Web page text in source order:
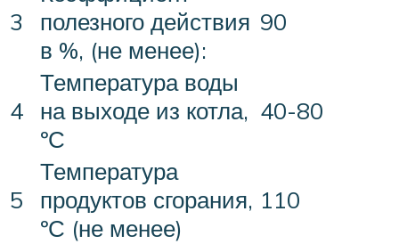
3
полезного действия
в %, (не менее):
90
4
Температура воды
на выходе из котла,
ºС
40-80
5
Температура
продуктов сгорания,
ºС (не менее)
110